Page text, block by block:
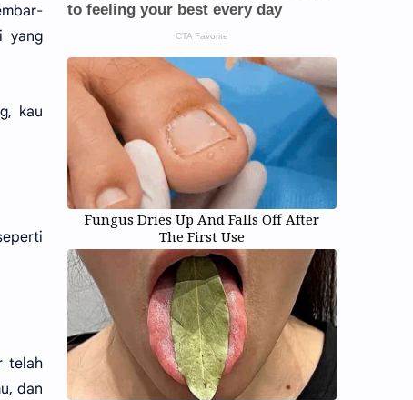
yang
kau
telah
dan
Fungus Dries Up And Falls Off After
The First Use